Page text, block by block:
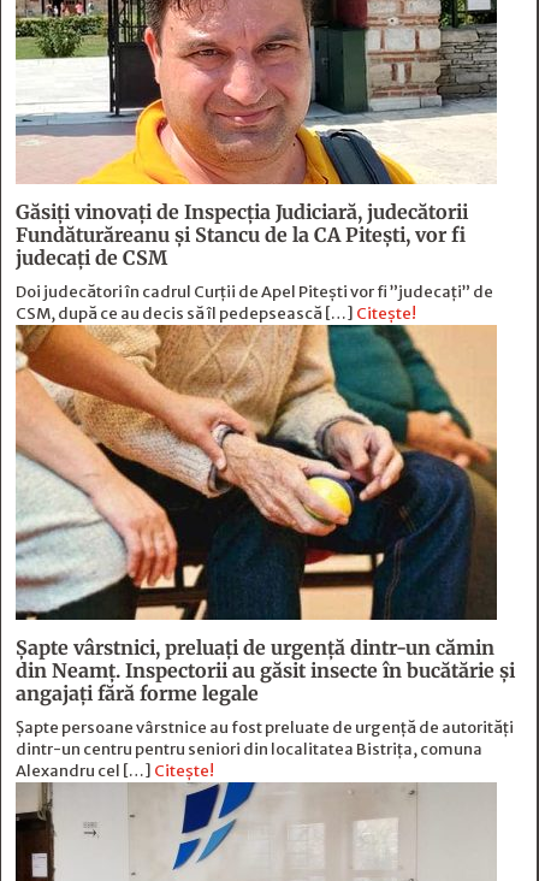
Găsiți vinovați de Inspecția Judiciară, judecătorii
Fundăturăreanu și Stancu de la CA Pitești, vor fi
judecați de CSM
Doi judecători în cadrul Curții de Apel Pitești vor fi ”judecați” de
CSM, după ce au decis să îl pedepsească […] Citește!
Șapte vârstnici, preluați de urgență dintr-un cămin
din Neamț. Inspectorii au găsit insecte în bucătărie și
angajați fără forme legale
Șapte persoane vârstnice au fost preluate de urgență de autorități
dintr-un centru pentru seniori din localitatea Bistrița, comuna
Alexandru cel […] Citește!